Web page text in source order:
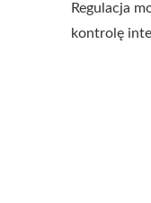
Regulacja
kontrolę